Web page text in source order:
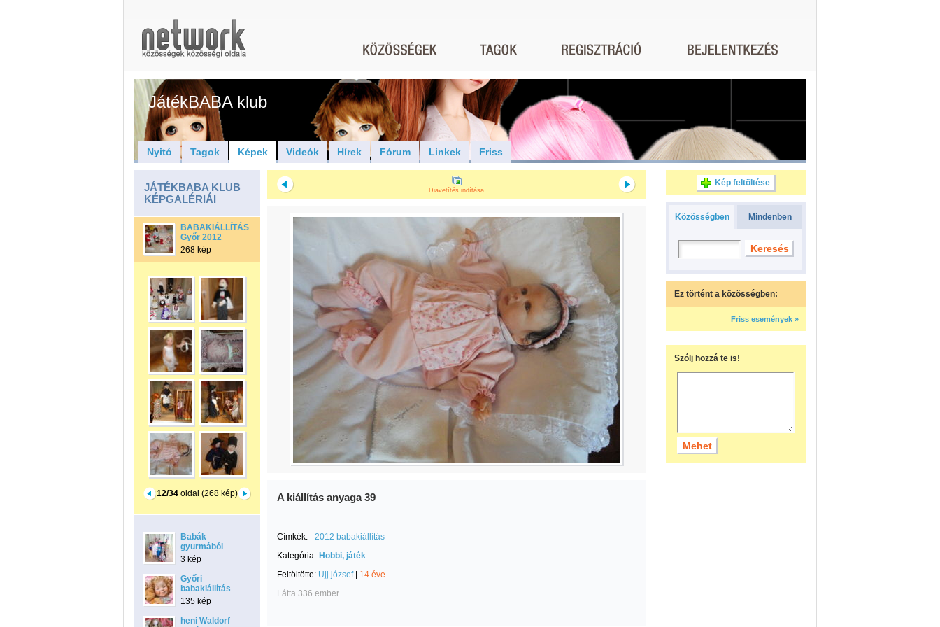
JátékBABA klub
Nyitó Tagok Képek Videók Hírek Fórum Linkek Friss
JÁTÉKBABA KLUB
KÉPGALÉRIÁI
BABAKIÁLLÍTÁS
Győr 2012
268 kép
12/34 oldal (268 kép)
Babák
gyurmából
3 kép
Győri
babakiállítás
135 kép
heni Waldorf
Diavetítés indítása
A kiállítás anyaga 39
Címkék:
2012 babakiállítás
Kategória: Hobbi, játék
Feltöltötte: Ujj józsef| 14 éve
Látta 336 ember.
Kép feltöltése
Közösségben Mindenben
Ez történt a közösségben:
Friss események »
Szólj hozzá te is!